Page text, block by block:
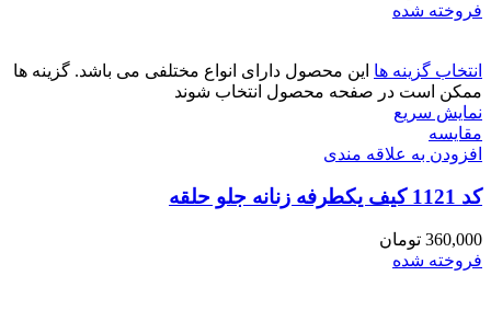
فروخته شده
انتخاب گزینه ها این محصول دارای انواع مختلفی می باشد. گزینه ها
ممکن است در صفحه محصول انتخاب شوند
نمایش سریع
مقايسه
افزودن به علاقه مندی
کد 1121 کیف یکطرفه زنانه جلو حلقه
360,000 تومان
فروخته شده